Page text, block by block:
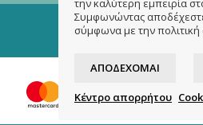
Copyright 2026 ©
Designed &
την καλύτερη εμπειρία
Συμφωνώντας
σύμφωνα με την πολιτική
ΑΠΟΔΈΧΟΜΑΙ
Κέντρο απορρήτου